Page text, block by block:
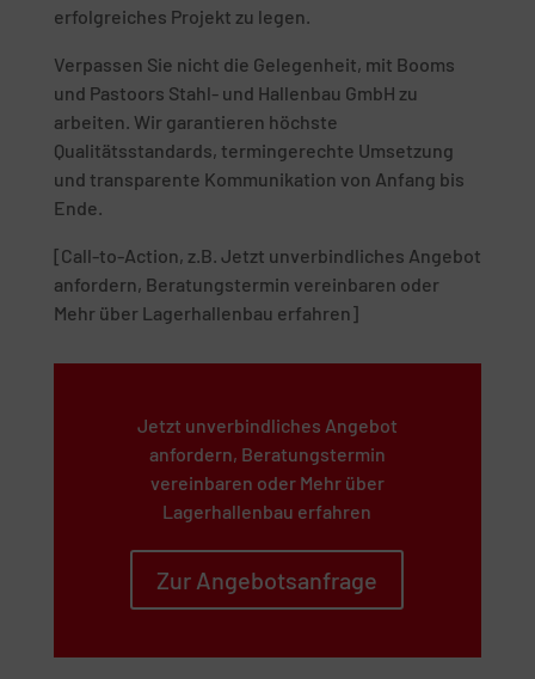
erfolgreiches Projekt zu legen.
Verpassen Sie nicht die Gelegenheit, mit Booms
und Pastoors Stahl- und Hallenbau GmbH zu
arbeiten. Wir garantieren höchste
Qualitätsstandards, termingerechte Umsetzung
und transparente Kommunikation von Anfang bis
Ende.
[Call-to-Action, z.B. Jetzt unverbindliches Angebot
anfordern, Beratungstermin vereinbaren oder
Mehr über Lagerhallenbau erfahren]
Jetzt unverbindliches Angebot
anfordern, Beratungstermin
vereinbaren oder Mehr über
Lagerhallenbau erfahren
Zur Angebotsanfrage